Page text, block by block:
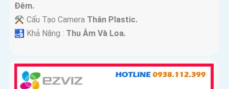
Ðêm.
⚒ Cấu Tạo Camera Thân Plastic.
️🛃 Khả Năng : Thu Âm Và Loa.